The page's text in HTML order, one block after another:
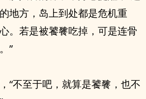
地方，岛上到处都是危机重
。若是被饕餮吃掉，可是连骨
”
“不至于吧，就算是饕餮，也不